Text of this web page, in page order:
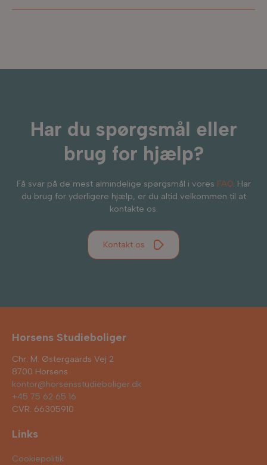
Har du spørgsmål eller
brug for hjælp?
Få svar på de mest almindelige spørgsmål i vores FAQ. Har
du brug for yderligere hjælp, er du altid velkommen til at
kontakte os.
Kontakt os
Horsens Studieboliger
Chr. M. Østergaards Vej 2
8700 Horsens
kontor@horsensstudieboliger.dk
+45 75 62 65 16
CVR: 66305910
Links
Cookiepolitik